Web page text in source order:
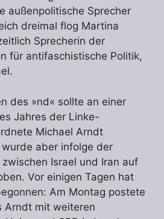
außenpolitische Sprecher
dreimal flog Martina
Sprecherin der
für antifaschistische Politik,
des »nd« sollte an einer
Jahres der Linke-
Michael Arndt
aber infolge der
Israel und Iran auf
Vor einigen Tagen hat
Am Montag postete
Arndt mit weiteren